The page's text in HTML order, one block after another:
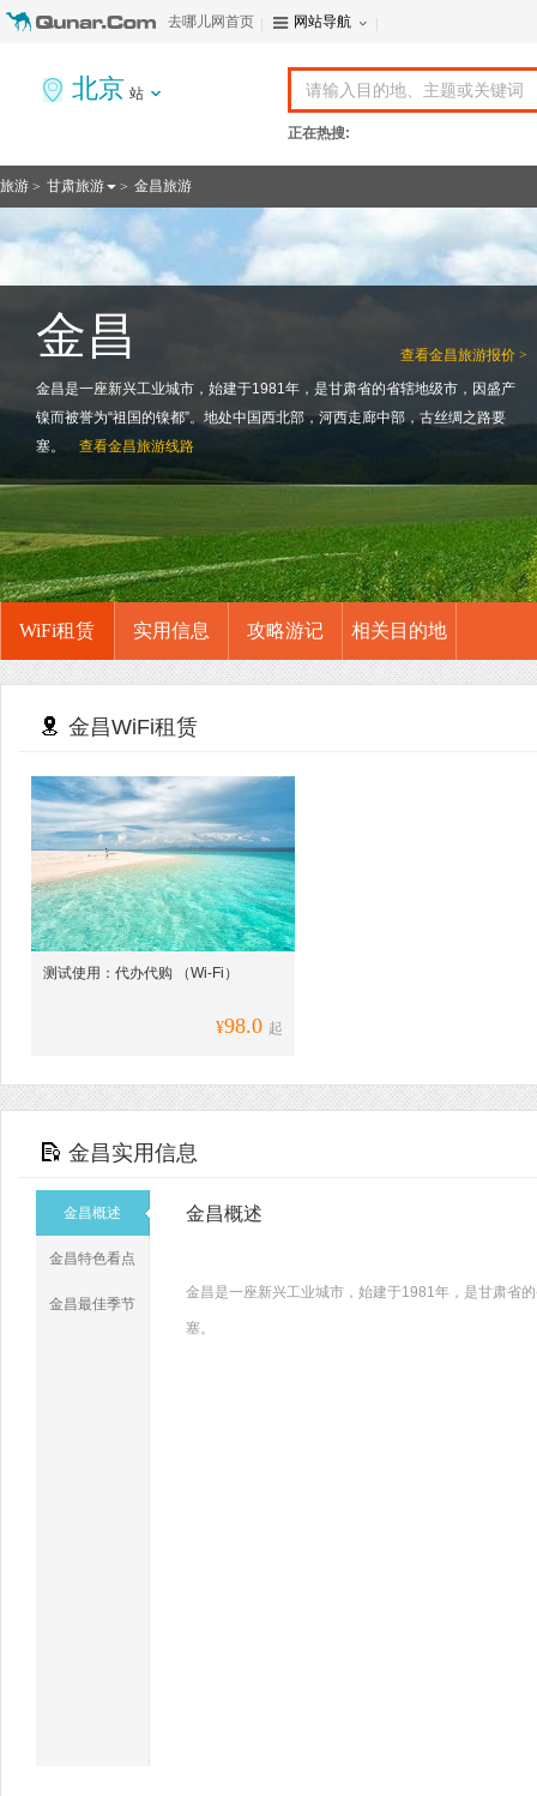
去哪儿网首页 网站导航
北京 站
正在热搜:
旅游 > 甘肃旅游 > 金昌旅游
查看金昌旅游报价 >
金昌
金昌是一座新兴工业城市，始建于1981年，是甘肃省的省辖地级市，因盛产
镍而被誉为“祖国的镍都”。地处中国西北部，河西走廊中部，古丝绸之路要
塞。
查看金昌旅游线路
WiFi租赁 实用信息 攻略游记 相关目的地
金昌WiFi租赁
测试使用：代办代购 （Wi-Fi）
¥98.0 起
金昌实用信息
金昌概述
金昌特色看点
金昌最佳季节
金昌概述
金昌是一座新兴工业城市，始建于1981年，是甘肃省
塞。